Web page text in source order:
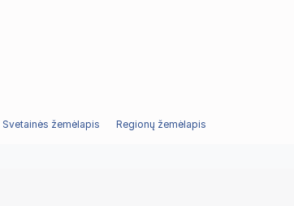
Svetainės žemėlapis Regionų žemėlapis